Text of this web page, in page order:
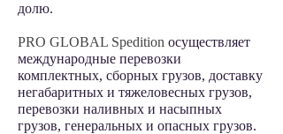
долю.
PRO GLOBAL Spedition осуществляет
международные перевозки
комплектных, сборных грузов, доставку
негабаритных и тяжеловесных грузов,
перевозки наливных и насыпных
грузов, генеральных и опасных грузов.